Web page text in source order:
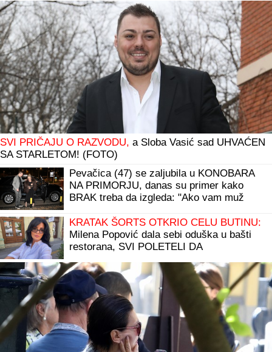
SVI PRIČAJU O RAZVODU, a Sloba Vasić sad UHVAĆEN
SA STARLETOM! (FOTO)
Pevačica (47) se zaljubila u KONOBARA
NA PRIMORJU, danas su primer kako
BRAK treba da izgleda: "Ako vam muž
KRATAK ŠORTS OTKRIO CELU BUTINU:
Milena Popović dala sebi oduška u bašti
restorana, SVI POLETELI DA